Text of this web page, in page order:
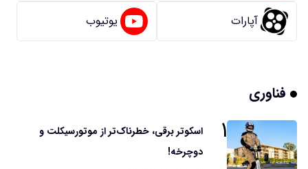
آپارات یوتیوب
فناوری
۱
اسکوتر برقی، خطرناک‌تر از موتورسیکلت و
دوچرخه!